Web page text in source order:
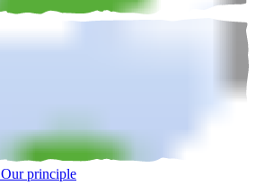
Our principle